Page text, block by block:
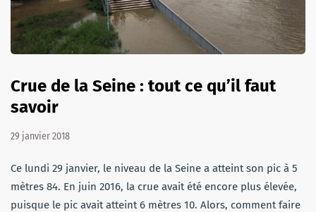
Crue de la Seine : tout ce qu’il faut
savoir
29 janvier 2018
Ce lundi 29 janvier, le niveau de la Seine a atteint son pic à 5
mètres 84. En juin 2016, la crue avait été encore plus élevée,
puisque le pic avait atteint 6 mètres 10. Alors, comment faire